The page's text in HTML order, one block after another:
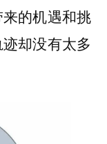
的机遇和挑
却没有太多